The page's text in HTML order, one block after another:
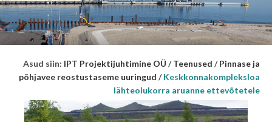
Asud siin: IPT Projektijuhtimine OÜ /Teenused /Pinnase ja
põhjavee reostustaseme uuringud /Keskkonnakompleksloa
lähteolukorra aruanne ettevõtetele